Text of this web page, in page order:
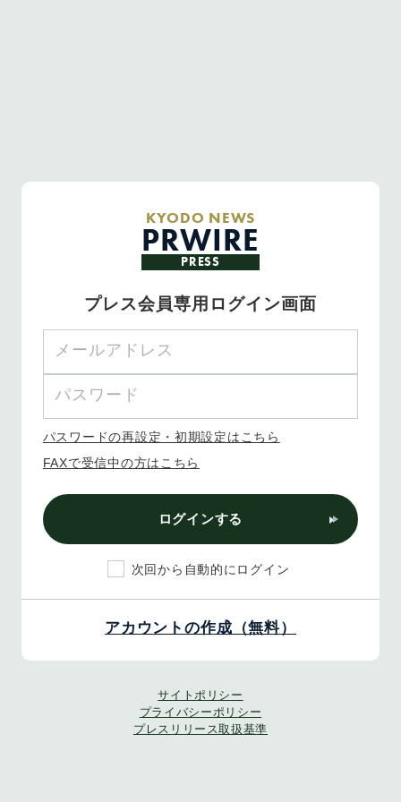
KYODO NEWS
PRWIRE
PRESS
プレス会員専用ログイン画面
パスワードの再設定・初期設定はこちら
FAXで受信中の方はこちら
ログインする
次回から自動的にログイン
アカウントの作成（無料）
サイトポリシー
プライバシーポリシー
プレスリリース取扱基準